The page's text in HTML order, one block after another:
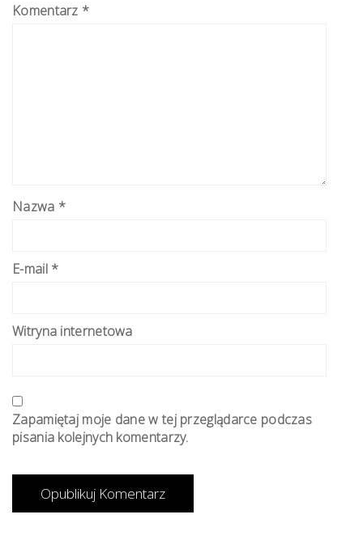
Komentarz *
Nazwa *
E-mail *
Witryna internetowa
Zapamiętaj moje dane w tej przeglądarce podczas
pisania kolejnych komentarzy.